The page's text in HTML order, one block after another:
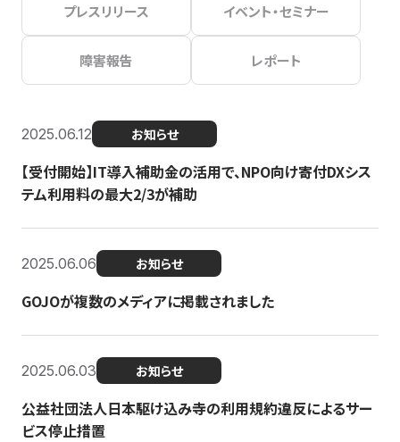
プレスリリース イベント・セミナー
障害報告 レポート
2025.06.12 お知らせ
【受付開始】IT導入補助金の活用で、NPO向け寄付DXシス
テム利用料の最大2/3が補助
2025.06.06 お知らせ
GOJOが複数のメディアに掲載されました
2025.06.03 お知らせ
公益社団法人日本駆け込み寺の利用規約違反によるサー
ビス停止措置